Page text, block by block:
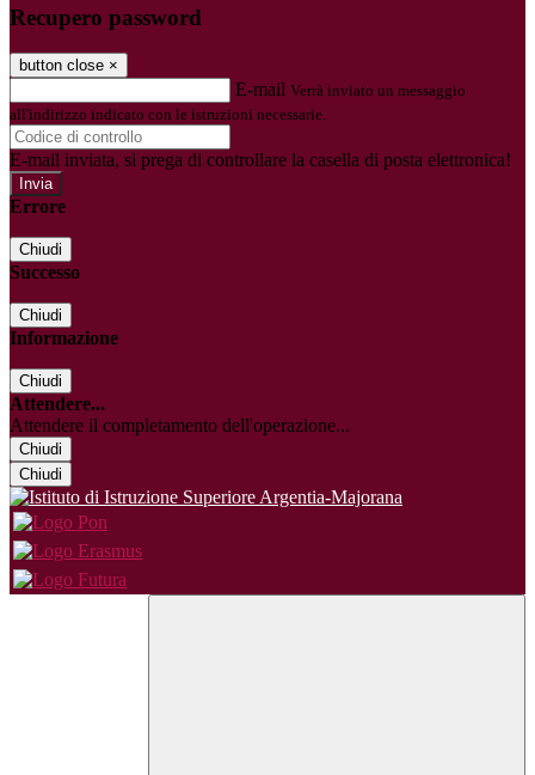
Recupero password
button close ×
E-mail Verrà inviato un messaggio
all'indirizzo indicato con le istruzioni necessarie.
E-mail inviata, si prega di controllare la casella di posta elettronica!
Errore
Chiudi
Successo
Chiudi
Informazione
Chiudi
Attendere...
Attendere il completamento dell'operazione...
Chiudi
Chiudi